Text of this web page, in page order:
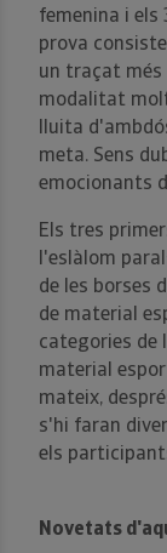
femenina i els
prova
un traçat més
modalitat
lluita
meta. Sens
emocionants
Els tres
l'eslàlom
de les borses
de material
categories de
material
mateix,
s'hi faran
els
Novetats